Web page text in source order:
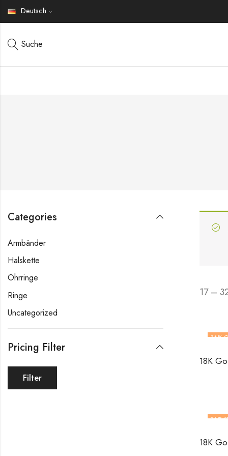
Deutsch
Suche
17 –
36%
36%
Categories
Armbänder
Halskette
Ohrringe
Ringe
Uncategorized
Pricing Filter
Filter